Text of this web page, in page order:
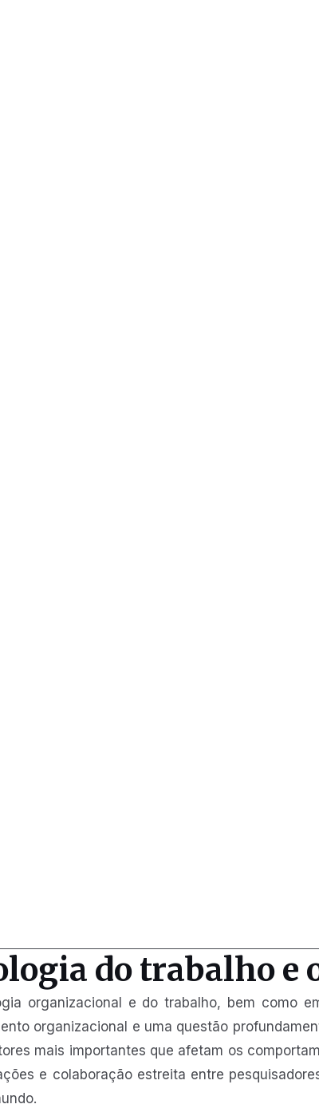
do trabalho e
organizacional e do trabalho, bem como
organizacional e uma questão
mais importantes que afetam os
e colaboração estreita entre